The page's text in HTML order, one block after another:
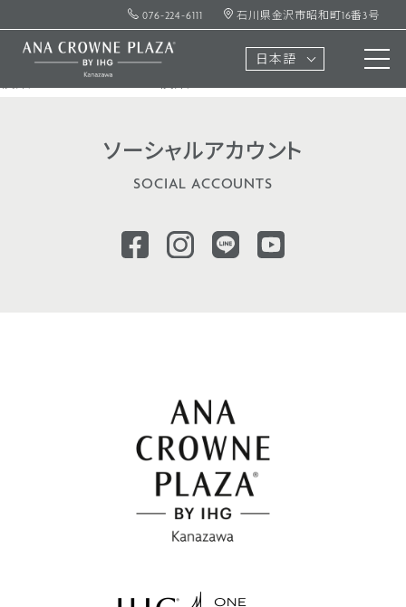
076-224-6111 石川県金沢市昭和町16番3号
日本語
何も見つかりませんでした
お探しのコンテンツを見つけられませんでした。検索をお試
しください。
ソーシャルアカウント
SOCIAL ACCOUNTS